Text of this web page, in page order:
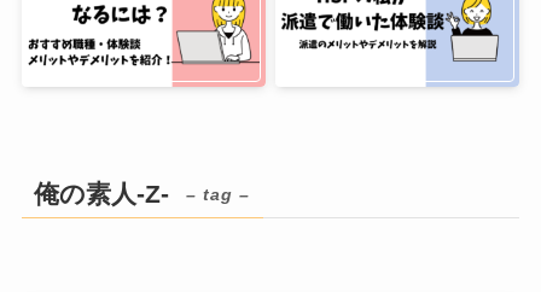
俺の素人-Z- – tag –